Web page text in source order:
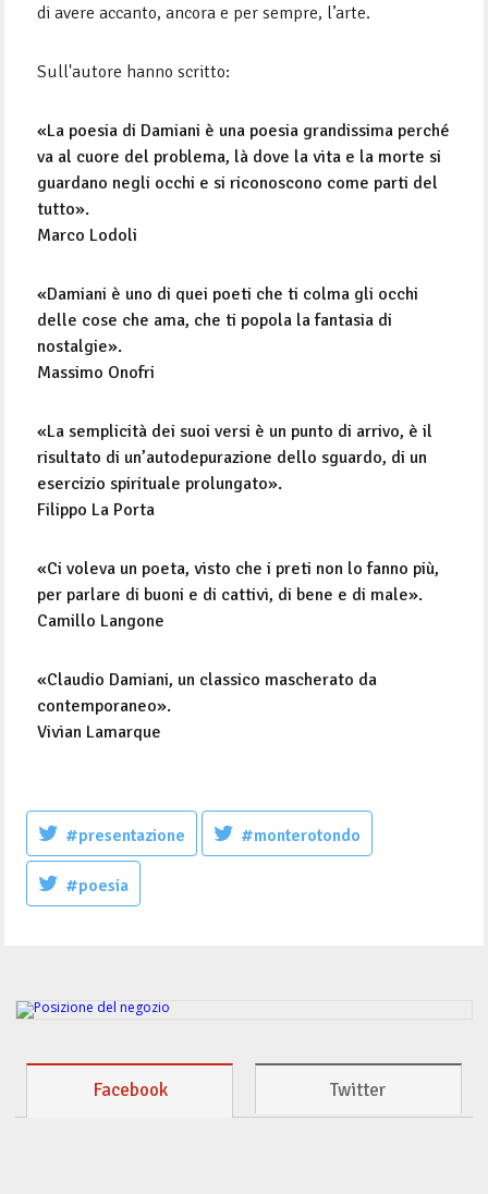
di avere accanto, ancora e per sempre, l’arte.
Sull'autore hanno scritto:
«La poesia di Damiani è una poesia grandissima perché
va al cuore del problema, là dove la vita e la morte si
guardano negli occhi e si riconoscono come parti del
tutto».
Marco Lodoli
«Damiani è uno di quei poeti che ti colma gli occhi
delle cose che ama, che ti popola la fantasia di
nostalgie».
Massimo Onofri
«La semplicità dei suoi versi è un punto di arrivo, è il
risultato di un’autodepurazione dello sguardo, di un
esercizio spirituale prolungato».
Filippo La Porta
«Ci voleva un poeta, visto che i preti non lo fanno più,
per parlare di buoni e di cattivi, di bene e di male».
Camillo Langone
«Claudio Damiani, un classico mascherato da
contemporaneo».
Vivian Lamarque
#presentazione #monterotondo
#poesia
Facebook Twitter